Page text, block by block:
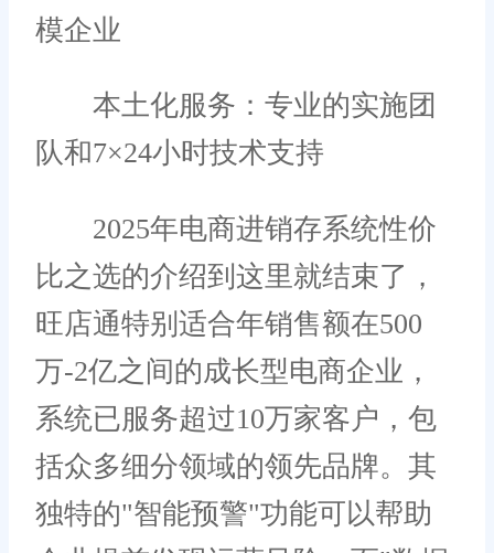
模企业
本土化服务：专业的实施团
队和7×24小时技术支持
2025年电商进销存系统性价
比之选的介绍到这里就结束了，
旺店通特别适合年销售额在500
万-2亿之间的成长型电商企业，
系统已服务超过10万家客户，包
括众多细分领域的领先品牌。其
独特的"智能预警"功能可以帮助